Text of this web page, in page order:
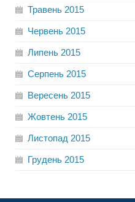
Травень 2015
Червень 2015
Липень 2015
Серпень 2015
Вересень 2015
Жовтень 2015
Листопад 2015
Грудень 2015